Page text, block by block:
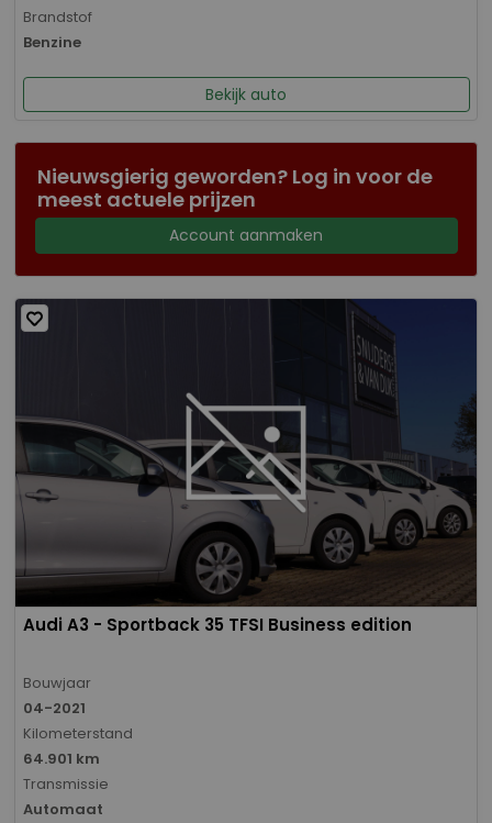
Brandstof
Benzine
Bekijk auto
Nieuwsgierig geworden? Log in voor de
meest actuele prijzen
Account aanmaken
Audi A3 - Sportback 35 TFSI Business edition
Bouwjaar
04-2021
Kilometerstand
64.901 km
Transmissie
Automaat